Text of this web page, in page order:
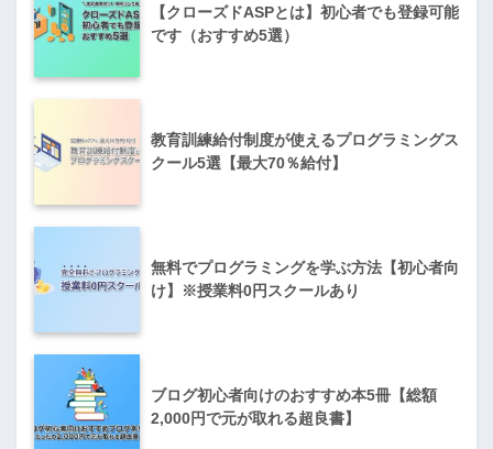
【クローズドASPとは】初心者でも登録可能
です（おすすめ5選）
教育訓練給付制度が使えるプログラミングス
クール5選【最大70％給付】
無料でプログラミングを学ぶ方法【初心者向
け】※授業料0円スクールあり
ブログ初心者向けのおすすめ本5冊【総額
2,000円で元が取れる超良書】